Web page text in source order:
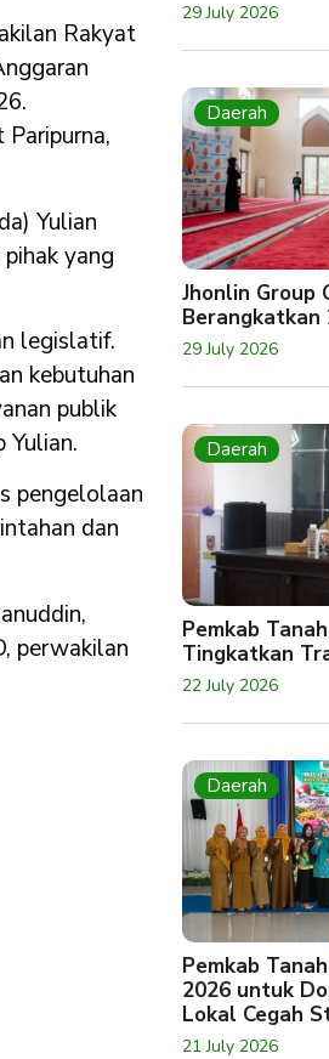
Rakyat
Yulian
yang
legislatif.
kebutuhan
publik
Yulian.
pengelolaan
dan
perwakilan
29 July 2026
Daerah
Jhonlin Group
Berangkatkan
29 July 2026
Daerah
Pemkab
Tingkatkan
22 July 2026
Daerah
Pemkab
2026 untuk
Lokal Cegah
21 July 2026